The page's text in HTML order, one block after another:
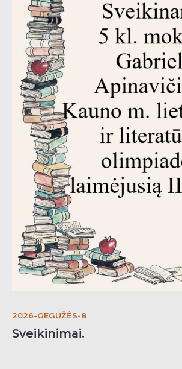
2026-GEGUŽĖS-8
Sveikinimai.